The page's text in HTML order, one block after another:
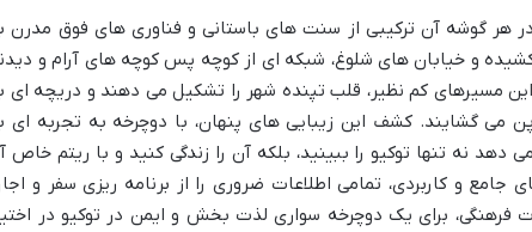
هر گوشه آن ترکیبی از سنت های باستانی و فناوری های فوق مدرن
و خیابان های شلوغ، شبکه ای از کوچه پس کوچه های آرام و
این مسیرهای کم نظیر، قلب تپنده شهر را تشکیل می دهند و دریچه ای
می گشایند. کشف این زیبایی های پنهان، با دوچرخه به تجربه ای
دهد نه تنها توکیو را ببینید، بلکه آن را زندگی کنید و با ریتم خاص
جامع و کاربردی، تمامی اطلاعات ضروری را از برنامه ریزی سفر و
فرهنگی، برای یک دوچرخه سواری لذت بخش و ایمن در توکیو در